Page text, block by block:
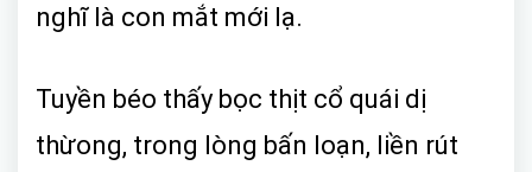
nghĩ là con mắt mới lạ.
Tuyền béo thấy bọc thịt cổ quái dị
thừong, trong lòng bấn loạn, liền rút